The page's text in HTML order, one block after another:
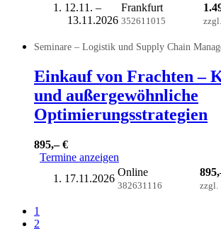
12.11. –
13.11.2026
Frankfurt
352611015
Seminare – Logistik und Supply Chain
Einkauf von Frachten –
und außergewöhnliche
Optimierungsstrategien
895,– €
Termine anzeigen
17.11.2026
Online
382631116 zzgl.
1
2